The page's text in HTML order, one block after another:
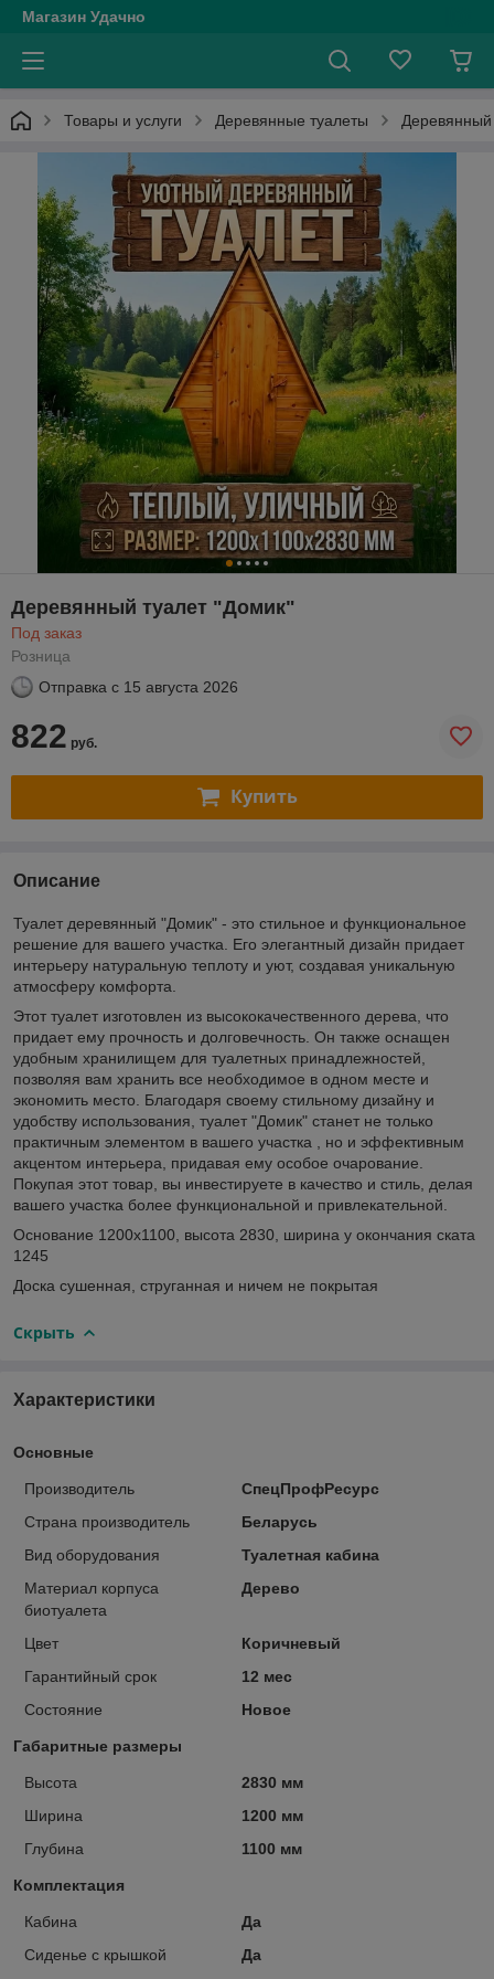
Магазин Удачно
Товары и услуги Деревянные туалеты Деревянный
Деревянный туалет "Домик"
Под заказ
Розница
Отправка с 15 августа 2026
822 руб.
Купить
Описание
Туалет деревянный "Домик" - это стильное и функциональное
решение для вашего участка. Его элегантный дизайн придает
интерьеру натуральную теплоту и уют, создавая уникальную
атмосферу комфорта.
Этот туалет изготовлен из высококачественного дерева, что
придает ему прочность и долговечность. Он также оснащен
удобным хранилищем для туалетных принадлежностей,
позволяя вам хранить все необходимое в одном месте и
экономить место. Благодаря своему стильному дизайну и
удобству использования, туалет "Домик" станет не только
практичным элементом в вашего участка , но и эффективным
акцентом интерьера, придавая ему особое очарование.
Покупая этот товар, вы инвестируете в качество и стиль, делая
вашего участка более функциональной и привлекательной.
Основание 1200х1100, высота 2830, ширина у окончания ската
1245
Доска сушенная, струганная и ничем не покрытая
Скрыть
Характеристики
Основные
Производитель
СпецПрофРесурс
Страна производитель
Беларусь
Вид оборудования
Туалетная кабина
Материал корпуса
биотуалета
Дерево
Цвет
Коричневый
Гарантийный срок
12 мес
Состояние
Новое
Габаритные размеры
Высота
2830 мм
Ширина
1200 мм
Глубина
1100 мм
Комплектация
Кaбина
Да
Сиденье с крышкой
Да